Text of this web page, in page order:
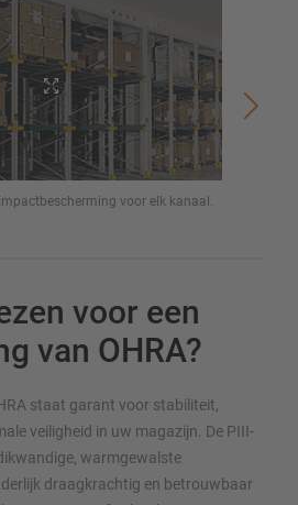
voor elk kanaal.
voor een
van OHRA?
staat garant voor stabiliteit,
veiligheid in uw magazijn. De PIII-
warmgewalste
draagkrachtig en betrouwbaar